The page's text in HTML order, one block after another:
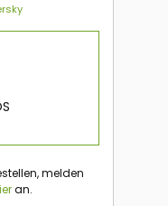
melden
an.